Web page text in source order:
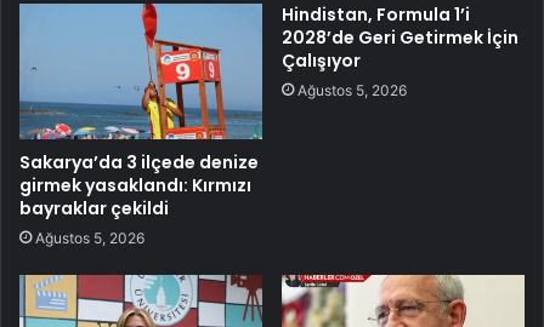
Sakarya’da 3 ilçede denize
girmek yasaklandı: Kırmızı
bayraklar çekildi
Ağustos 5, 2026
Hindistan, Formula 1’i
2028’de Geri Getirmek İçin
Çalışıyor
Ağustos 5, 2026